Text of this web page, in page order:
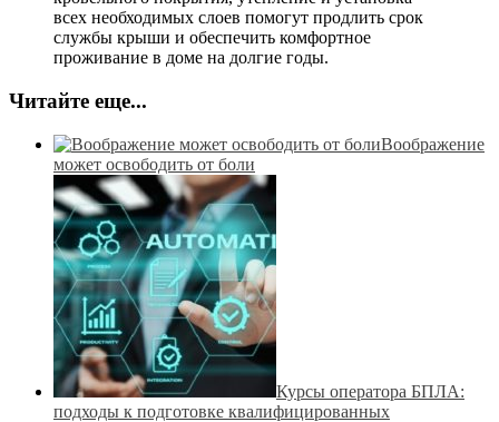
всех необходимых слоев помогут продлить срок
службы крыши и обеспечить комфортное
проживание в доме на долгие годы.
Читайте еще...
Воображение
может освободить от боли
Курсы оператора БПЛА:
подходы к подготовке квалифицированных